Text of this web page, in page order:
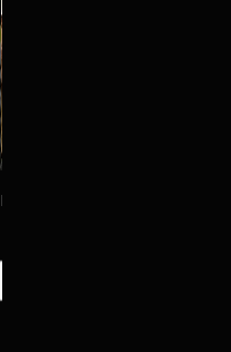
Decoration rock 500g